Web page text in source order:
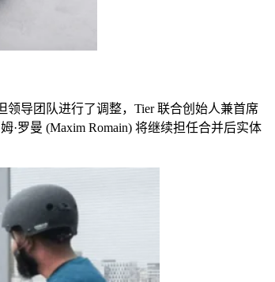
导团队进行了调整， Tier联合创始人兼首席
·罗曼 (Maxim Romain) 将继续担任合并后实体